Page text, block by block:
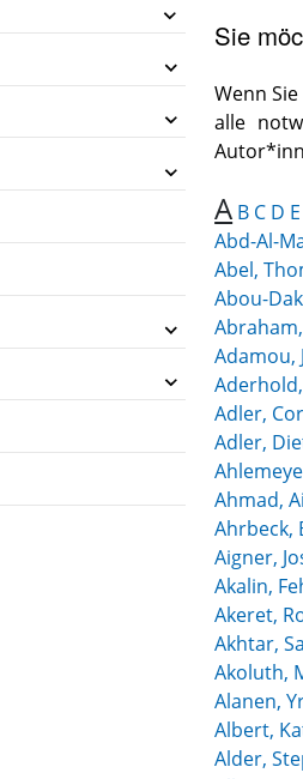
Sie
Wenn
alle
A B C D E
Abd-Al-
Abel,
Abou-
Adamou,
Adler,
Adler,
Ahmad,
Ahrbeck,
Aigner,
Akalin,
Akeret,
Akhtar,
Akoluth,
Alanen,
Albert,
Alder,